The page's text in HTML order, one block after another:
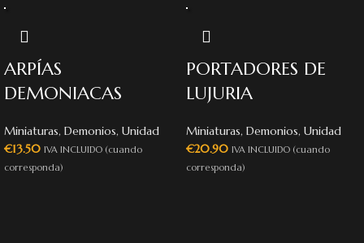
ARPÍAS
DEMONIACAS
Miniaturas, Demonios, Unidad
€13.50 IVA INCLUIDO (cuando
corresponda)
PORTADORES DE
LUJURIA
Miniaturas, Demonios, Unidad
€20.90 IVA INCLUIDO (cuando
corresponda)